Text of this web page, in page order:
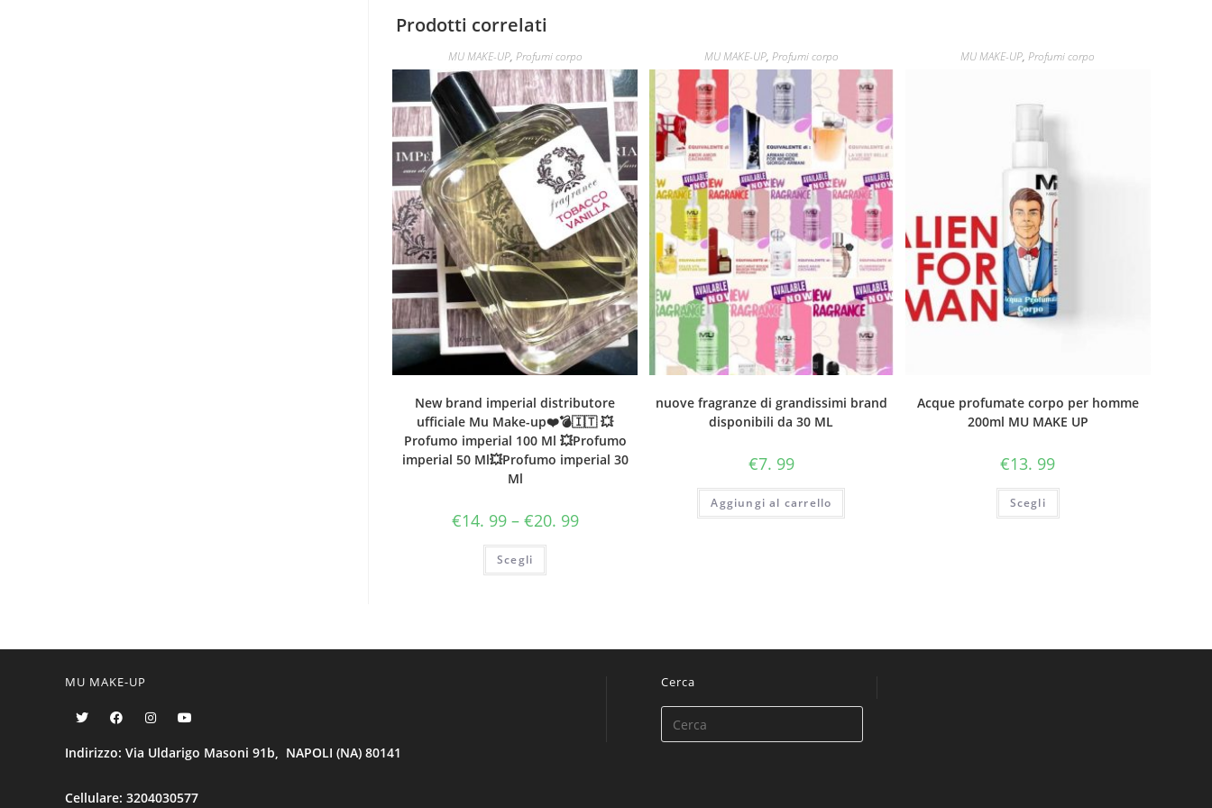
Prodotti correlati
MU MAKE-UP, Profumi corpo
New brand imperial distributore
ufficiale Mu Make-up❤️💣🇮🇹 💥
Profumo imperial 100 Ml 💥Profumo
imperial 50 Ml💥Profumo imperial 30
Ml
€14. 99– €20. 99
Scegli
MU MAKE-UP, Profumi corpo
nuove fragranze di grandissimi brand
disponibili da 30 ML
€7. 99
Aggiungi al carrello
MU MAKE-UP,Profumi corpo
Acque profumate corpo per homme
200ml MU MAKE UP
€13. 99
Scegli
MU MAKE-UP
Indirizzo: Via Uldarigo Masoni 91b, NAPOLI (NA) 80141
Cellulare: 3204030577
Cerca